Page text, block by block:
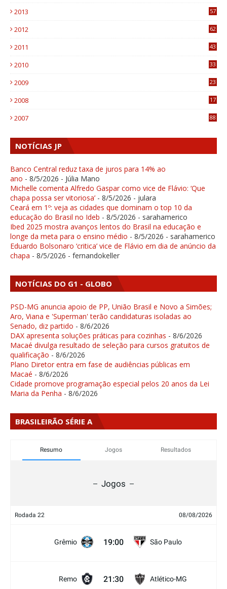
2013
57
2012
62
2011
43
2010
33
2009
23
2008
17
2007 88
NOTÍCIAS JP
Banco Central reduz taxa de juros para 14% ao
ano - 8/5/2026 - Júlia Mano
Michelle comenta Alfredo Gaspar como vice de Flávio: ‘Que
chapa possa ser vitoriosa’ - 8/5/2026 - julara
Ceará em 1º: veja as cidades que dominam o top 10 da
educação do Brasil no Ideb - 8/5/2026 - sarahamerico
Ibed 2025 mostra avanços lentos do Brasil na educação e
longe da meta para o ensino médio - 8/5/2026 - sarahamerico
Eduardo Bolsonaro ‘critica’ vice de Flávio em dia de anúncio da
chapa - 8/5/2026 - fernandokeller
NOTÍCIAS DO G1 - GLOBO
PSD-MG anuncia apoio de PP, União Brasil e Novo a Simões;
Aro, Viana e 'Superman' terão candidaturas isoladas ao
Senado, diz partido - 8/6/2026
DAX apresenta soluções práticas para cozinhas - 8/6/2026
Macaé divulga resultado de seleção para cursos gratuitos de
qualificação - 8/6/2026
Plano Diretor entra em fase de audiências públicas em
Macaé - 8/6/2026
Cidade promove programação especial pelos 20 anos da Lei
Maria da Penha - 8/6/2026
BRASILEIRÃO SÉRIE A
Resumo Jogos Resultados
Jogos
Rodada 22 08/08/2026
Grêmio 19:00 São Paulo
Remo 21:30 Atlético-MG